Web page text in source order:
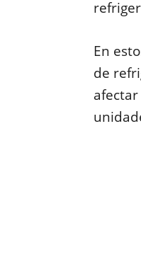
En
de